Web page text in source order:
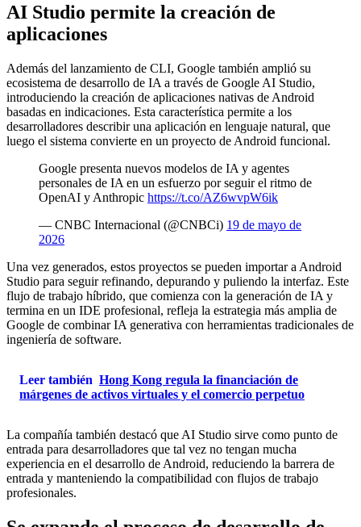
AI Studio permite la creación de
aplicaciones
Además del lanzamiento de CLI, Google también amplió su
ecosistema de desarrollo de IA a través de Google AI Studio,
introduciendo la creación de aplicaciones nativas de Android
basadas en indicaciones. Esta característica permite a los
desarrolladores describir una aplicación en lenguaje natural, que
luego el sistema convierte en un proyecto de Android funcional.
Google presenta nuevos modelos de IA y agentes
personales de IA en un esfuerzo por seguir el ritmo de
OpenAI y Anthropic https://t.co/AZ6wvpW6ik
— CNBC Internacional (@CNBCi) 19 de mayo de
2026
Una vez generados, estos proyectos se pueden importar a Android
Studio para seguir refinando, depurando y puliendo la interfaz. Este
flujo de trabajo híbrido, que comienza con la generación de IA y
termina en un IDE profesional, refleja la estrategia más amplia de
Google de combinar IA generativa con herramientas tradicionales de
ingeniería de software.
Leer también Hong Kong regula la financiación de
márgenes de activos virtuales y el comercio perpetuo
La compañía también destacó que AI Studio sirve como punto de
entrada para desarrolladores que tal vez no tengan mucha
experiencia en el desarrollo de Android, reduciendo la barrera de
entrada y manteniendo la compatibilidad con flujos de trabajo
profesionales.